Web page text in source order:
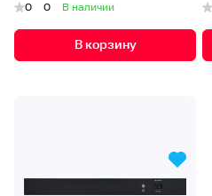
0 0 В наличии
В корзину